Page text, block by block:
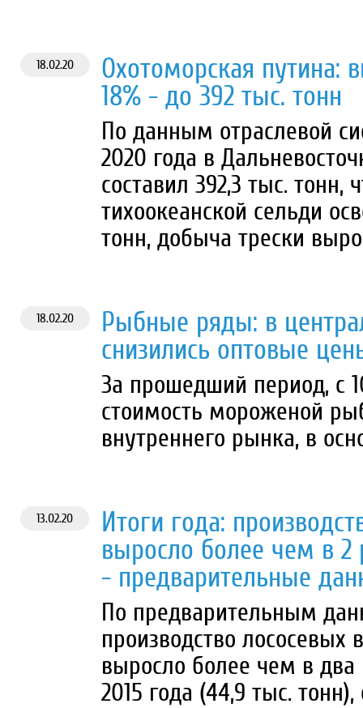
18.02.20
Охотоморская путина:
18% - до 392 тыс. тонн
По данным отраслевой
2020 года в
составил 392,3 тыс. тонн,
тихоокеанской сельди
тонн, добыча трески
18.02.20
Рыбные ряды: в
снизились оптовые
За прошедший период, с
стоимость мороженой
внутреннего рынка, в
13.02.20
Итоги года:
выросло более чем в 2
- предварительные
По предварительным
производство
выросло более чем в два
2015 года (44,9 тыс.